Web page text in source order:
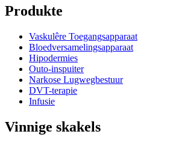
Produkte
Vaskulêre Toegangsapparaat
Bloedversamelingsapparaat
Hipodermies
Outo-inspuiter
Narkose Lugwegbestuur
DVT-terapie
Infusie
Vinnige skakels